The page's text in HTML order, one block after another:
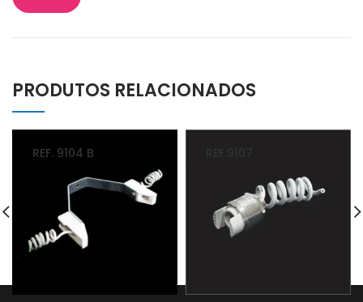
PRODUTOS RELACIONADOS
REF. 9104 B